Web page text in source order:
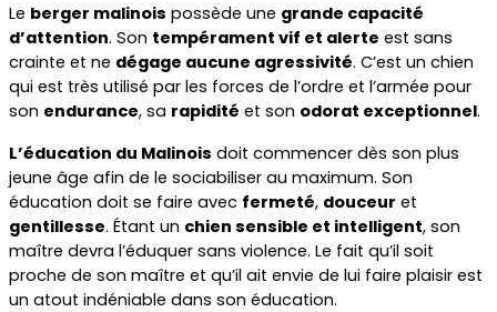
Le berger malinois possède une grande capacité
d’attention. Son tempérament vif et alerte est sans
crainte et ne dégage aucune agressivité. C’est un chien
qui est très utilisé par les forces de l’ordre et l’armée pour
son endurance, sa rapidité et son odorat exceptionnel.
L’éducation du Malinois doit commencer dès son plus
jeune âge afin de le sociabiliser au maximum. Son
éducation doit se faire avec fermeté, douceur
gentillesse. Étant un chien sensible et intelligent, son
maître devra l’éduquer sans violence. Le fait qu’il soit
proche de son maître et qu’il ait envie de lui faire plaisir est
un atout indéniable dans son éducation.